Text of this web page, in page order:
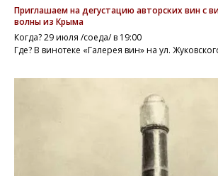
Приглашаем на дегустацию авторских вин с
волны из Крыма
Когда? 29 июля /соеда/ в 19:00
Где? В винотеке «Галерея вин» на ул.